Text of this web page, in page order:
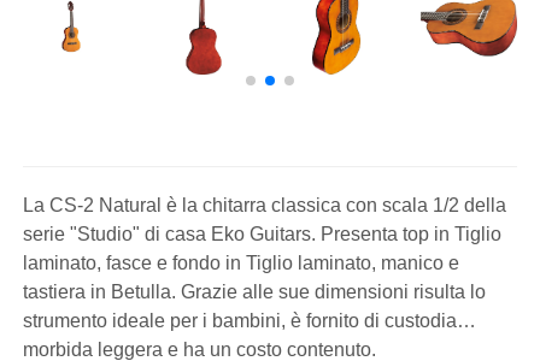
La CS-2 Natural è la chitarra classica con scala 1/2 della
serie "Studio" di casa Eko Guitars. Presenta top in Tiglio
laminato, fasce e fondo in Tiglio laminato, manico e
tastiera in Betulla. Grazie alle sue dimensioni risulta lo
strumento ideale per i bambini, è fornito di custodia
morbida leggera e ha un costo contenuto.